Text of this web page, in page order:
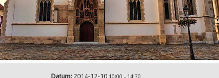
Datum: 2014-12-10 10:00 - 14:30